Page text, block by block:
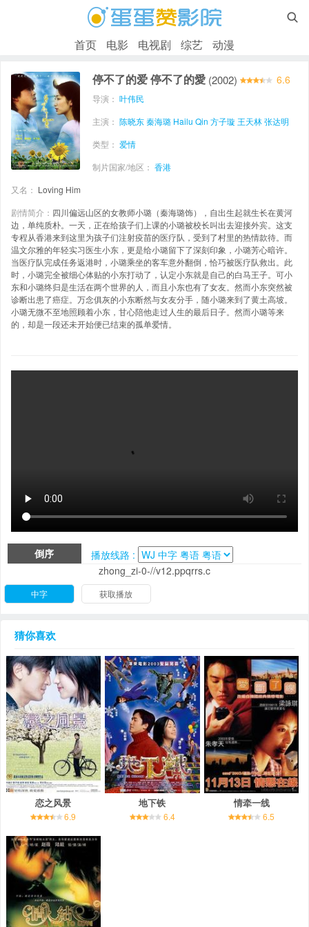

首页 电影 电视剧 综艺 动漫
停不了的爱 停不了的愛 (2002) 6.6
导演： 叶伟民
主演： 陈晓东秦海璐 Hailu Qin 方子璇 王天林张达明
类型： 爱情
制片国家/地区： 香港
又名： Loving Him
剧情简介： 四川偏远山区的女教师小璐（秦海璐饰），自出生起就生长在黄河
边，单纯质朴。一天，正在给孩子们上课的小璐被校长叫出去迎接外宾。这支
专程从香港来到这里为孩子们注射疫苗的医疗队，受到了村里的热情款待。而
温文尔雅的年轻实习医生小东，更是给小璐留下了深刻印象，小璐芳心暗许。
当医疗队完成任务返港时，小璐乘坐的客车意外翻倒，恰巧被医疗队救出。此
时，小璐完全被细心体贴的小东打动了，认定小东就是自己的白马王子。可小
东和小璐终归是生活在两个世界的人，而且小东也有了女友。然而小东突然被
诊断出患了癌症。万念俱灰的小东断然与女友分手，随小璐来到了黄土高坡。
小璐无微不至地照顾着小东，甘心陪他走过人生的最后日子。然而小璐等来
的，却是一段还未开始便已结束的孤单爱情。
倒序
播放线路 :
zhong_zi-0-//v12.ppqrrs.c
中字 获取播放
猜你喜欢
恋之风景
6.9
地下铁
6.4
情牵一线
6.5